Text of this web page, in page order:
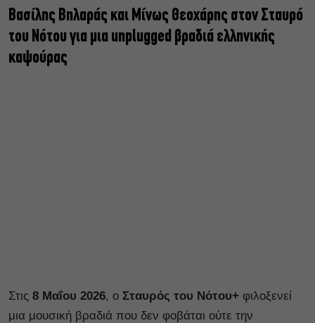
Βασίλης Βηλαράς και Μίνως Θεοχάρης στον Σταυρό
του Νότου για μια unplugged βραδιά ελληνικής
καψούρας
Στις 8 Μαΐου 2026, ο Σταυρός του Νότου+ φιλοξενεί
μια μουσική βραδιά που δεν φοβάται ούτε την